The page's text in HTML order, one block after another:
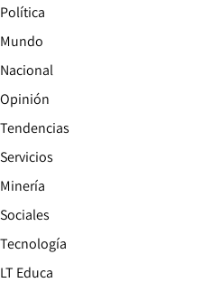
Política
Mundo
Nacional
Opinión
Tendencias
Servicios
Minería
Sociales
Tecnología
LT Educa